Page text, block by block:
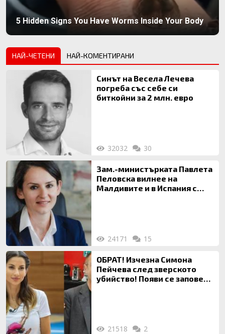
5 Hidden Signs You Have Worms Inside Your Body
НАЙ-ЧЕТЕНИ НАЙ-КОМЕНТИРАНИ
Синът на Весела Лечева
погреба със себе си
биткойни за 2 млн. евро
32032 30
Зам.-министърката Павлета
Пеловска вилнее на
Малдивите и в Испания с
24171 15
ОБРАТ! Изчезна Симона
Пейчева след зверското
убийство! Появи се заповед
21518 2